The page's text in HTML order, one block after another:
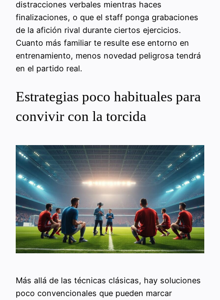
distracciones verbales mientras haces
finalizaciones, o que el staff ponga grabaciones
de la afición rival durante ciertos ejercicios.
Cuanto más familiar te resulte ese entorno en
entrenamiento, menos novedad peligrosa tendrá
en el partido real.
Estrategias poco habituales para
convivir con la torcida
Más allá de las técnicas clásicas, hay soluciones
poco convencionales que pueden marcar